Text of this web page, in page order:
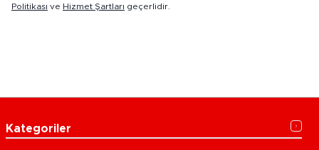
Politikası ve Hizmet Şartları geçerlidir.
Kategoriler